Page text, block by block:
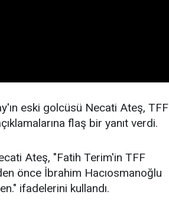
eski golcüsü Necati Ateş, TFF
flaş bir yanıt verdi.
Ateş, "Fatih Terim'in TFF
önce İbrahim Hacıosmanoğlu
ifadelerini kullandı.